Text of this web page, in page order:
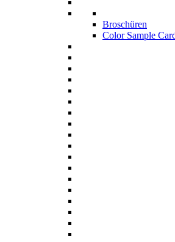
Broschüren
Color Sample